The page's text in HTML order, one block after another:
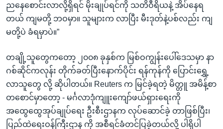
ညနေစောင်းလာလို့ရှိရင် မိုးချုပ်ရင်ကို သတိဝီရိယနဲ့ အိပ်နေရ
တယ် ကျမတို့ ဘဝမှာ။ သူများက လာပြီး မီးဒုတ်နဲ့ပစ်လည်း ကျ
မတို့ပဲ ခံရမှာပဲ။”
တချို့သူတွေကတော့ ၂၀၀၈ ခုနှစ်က မြစ်ဝကျွန်းပေါ်ဒေသမှာ နာ
ဂစ်ဆိုင်ကလုန်း တိုက်ခတ်ပြီးနောက်ပိုင်း ရန်ကုန်ကို ပြောင်းရွှေ့
လာသူတွေ လို့ ဆိုပါတယ်။ Reuters က မြင်ခဲ့ရတဲ့ မိတ္တူ အမိန့်စာ
တစောင်မှာတော့ - မင်္ဂလာဒုံကျူးကျော်ဖယ်ရှားရေးကို
အထွေထွေအုပ်ချုပ်ရေး ဦးစီးဌာနက လုပ်ဆောင်ခဲ့ တာဖြစ်ပြီး၊
ပြည်ထဲရေးဝန်ကြီးဌာန ကို အစီရင်ခံတင်ပြခဲ့တယ်လို့ ပါရှိပါ